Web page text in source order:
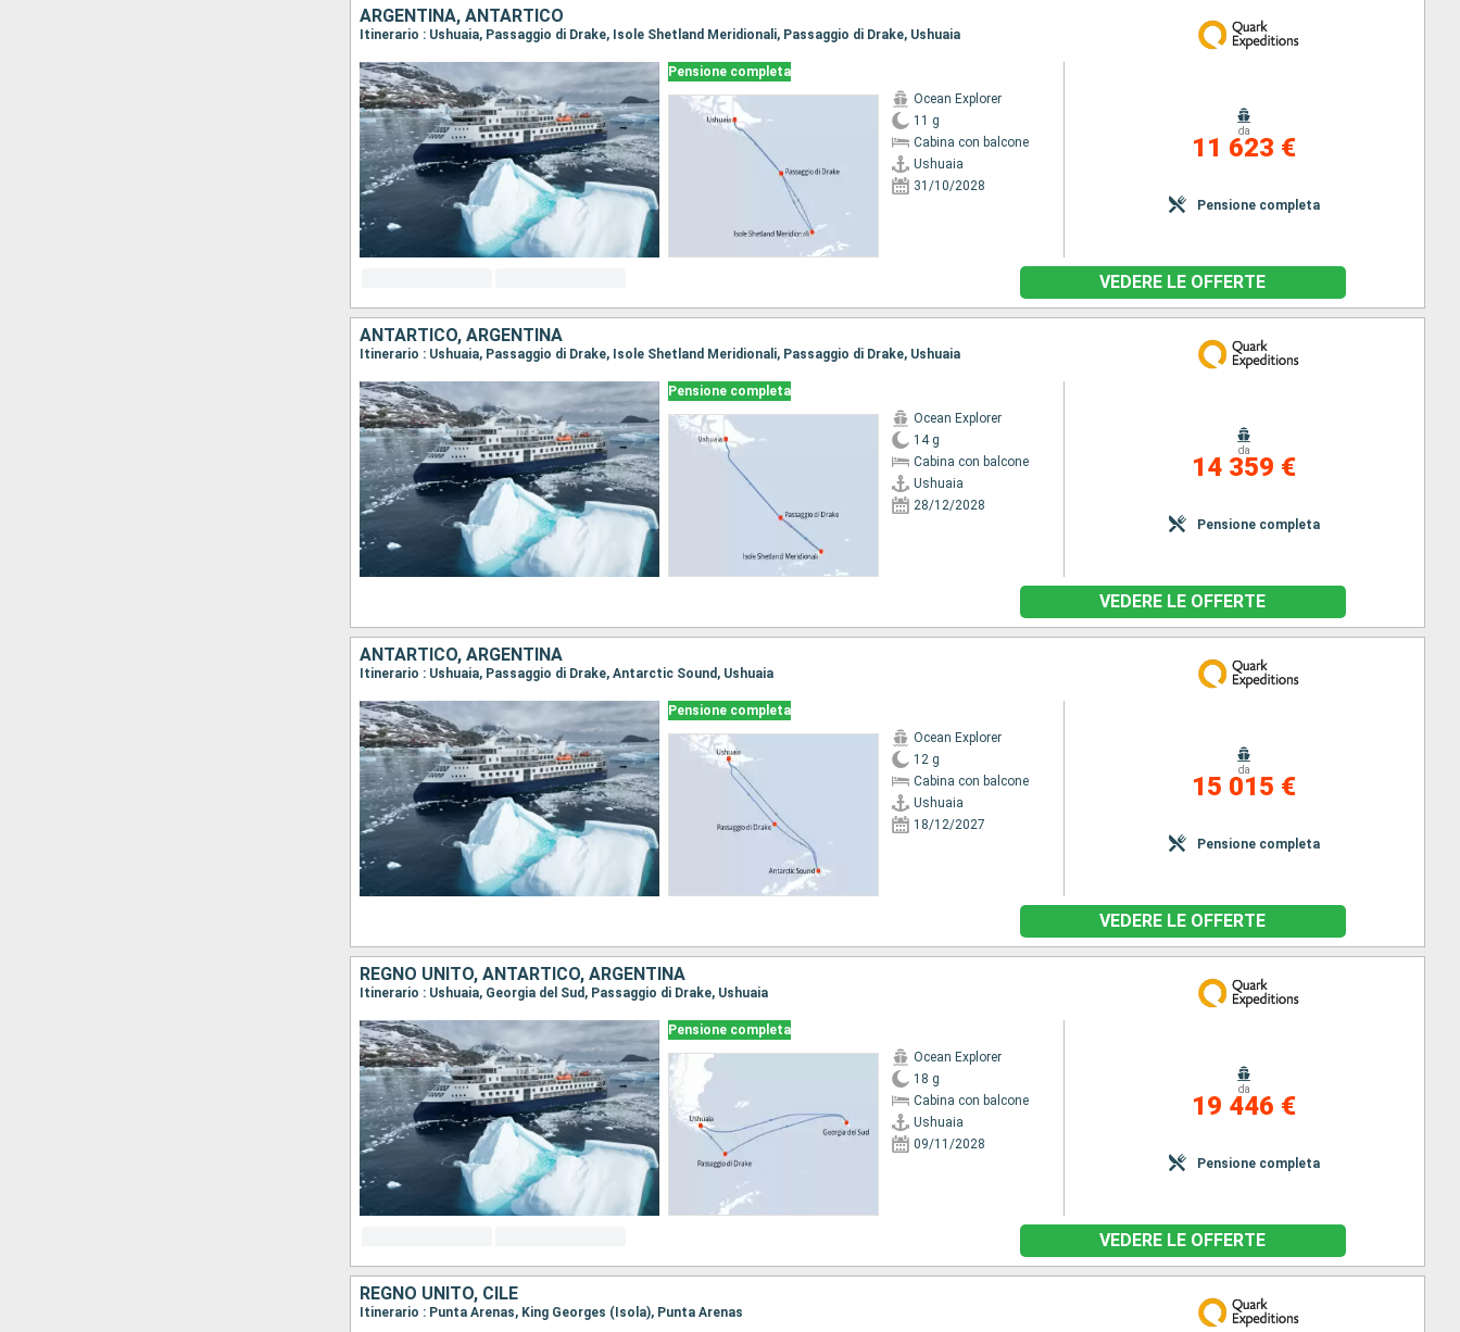
ARGENTINA, ANTARTICO
Itinerario : Ushuaia, Passaggio di Drake, Isole Shetland Meridionali, Passaggio di Drake, Ushuaia
Pensione completa
Ocean Explorer
11 g
Cabina con balcone
Ushuaia
31/10/2028
da
11 623 €
Pensione completa
VEDERE LE OFFERTE
ANTARTICO, ARGENTINA
Itinerario : Ushuaia, Passaggio di Drake, Isole Shetland Meridionali, Passaggio di Drake, Ushuaia
Pensione completa
Ocean Explorer
14 g
Cabina con balcone
Ushuaia
28/12/2028
da
14 359 €
Pensione completa
VEDERE LE OFFERTE
ANTARTICO, ARGENTINA
Itinerario : Ushuaia, Passaggio di Drake, Antarctic Sound, Ushuaia
Pensione completa
Ocean Explorer
12 g
Cabina con balcone
Ushuaia
18/12/2027
da
15 015 €
Pensione completa
VEDERE LE OFFERTE
REGNO UNITO, ANTARTICO, ARGENTINA
Itinerario : Ushuaia, Georgia del Sud, Passaggio di Drake, Ushuaia
Pensione completa
Ocean Explorer
18 g
Cabina con balcone
Ushuaia
09/11/2028
da
19 446 €
Pensione completa
VEDERE LE OFFERTE
REGNO UNITO, CILE
Itinerario : Punta Arenas, King Georges (Isola), Punta Arenas